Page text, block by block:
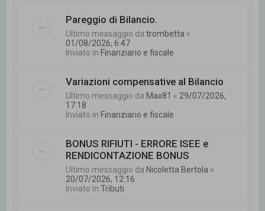
Pareggio di Bilancio.
Ultimo messaggio datrombetta «
01/08/2026, 6:47
Inviato in Finanziario e fiscale
Variazioni compensative al Bilancio
Ultimo messaggio da Max81 « 29/07/2026,
17:18
Inviato in Finanziario e fiscale
BONUS RIFIUTI - ERRORE ISEE e
RENDICONTAZIONE BONUS
Ultimo messaggio da Nicoletta Bertola «
20/07/2026, 12:16
Inviato inTributi